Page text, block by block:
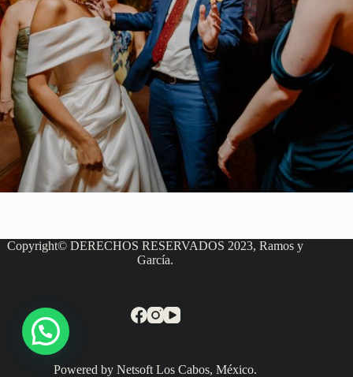
Copyright© DERECHOS RESERVADOS 2023, Ramos y
García.
Powered by Netsoft Los Cabos, México.